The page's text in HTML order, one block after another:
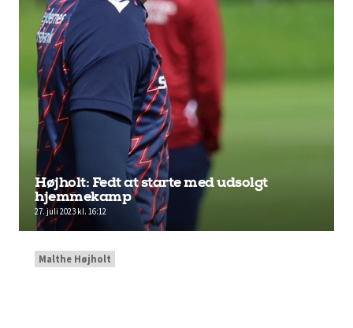
Højholt: Fedt at starte med udsolgt
hjemmekamp
27. juli 2023 kl. 16:12
Malthe Højholt